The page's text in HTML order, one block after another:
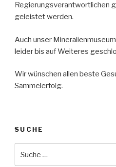
Regierungsverantwortlichen
geleistet werden.
Auch unser
leider bis auf Weiteres
Wir wünschen allen beste
Sammelerfolg.
SUCHE
nach: